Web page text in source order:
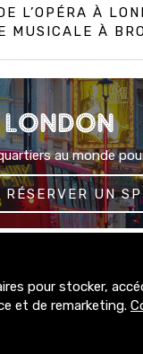
L’OPÉRA À
MUSICALE À
au monde
RÉSERVER UN
pour stocker,
et de remarketing.